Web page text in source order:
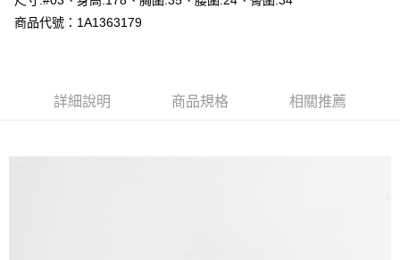
相關說明
１．簡單：不需註冊會員、不需綁卡、不需儲值。
２．便利：只要手機號碼，簡訊認證，即可結帳。
【「AFTEE先享後付」結帳流程】
※ 請注意：結帳手續完成當下不需立刻繳費，但若您需要取消訂單，請聯絡
全家--滿2000元免運
付款後全家取貨---滿2000元免運
商品代號：1A1363179
詳細說明 商品規格 相關推薦